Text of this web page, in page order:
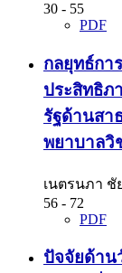
30 - 55
PDF
กลยุทธ์กา
ประสิทธิภ
รัฐด้านสา
พยาบาลวิ
เนตรนภา ชั
56 - 72
PDF
ปัจจัยด้า